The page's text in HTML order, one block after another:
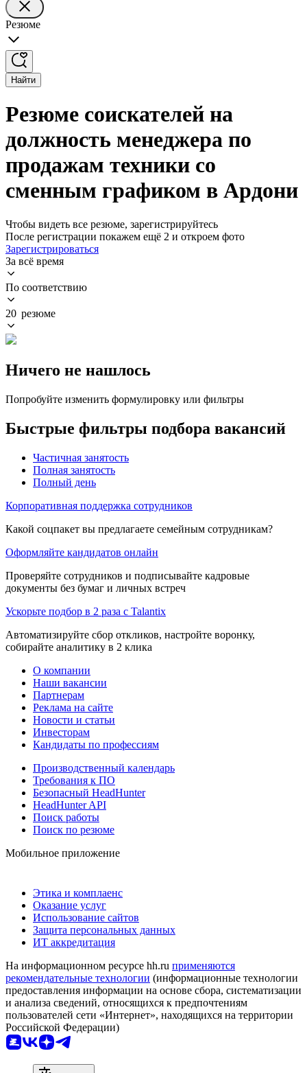
Резюме
Найти
Резюме соискателей на
должность менеджера по
продажам техники со
сменным графиком в Ардони
Чтобы видеть все резюме, зарегистрируйтесь
После регистрации покажем ещё 2 и откроем фото
Зарегистрироваться
За всё время
По соответствию
20 резюме
Ничего не нашлось
Попробуйте изменить формулировку или фильтры
Быстрые фильтры подбора вакансий
Частичная занятость
Полная занятость
Полный день
Корпоративная поддержка сотрудников
Какой соцпакет вы предлагаете семейным сотрудникам?
Оформляйте кандидатов онлайн
Проверяйте сотрудников и подписывайте кадровые
документы без бумаг и личных встреч
Ускорьте подбор в 2 раза с Talantix
Автоматизируйте сбор откликов, настройте воронку,
собирайте аналитику в 2 клика
О компании
Наши вакансии
Партнерам
Реклама на сайте
Новости и статьи
Инвесторам
Кандидаты по профессиям
Производственный календарь
Требования к ПО
Безопасный HeadHunter
HeadHunter API
Поиск работы
Поиск по резюме
Мобильное приложение
Этика и комплаенс
Оказание услуг
Использование сайтов
Защита персональных данных
ИТ аккредитация
На информационном ресурсе hh.ru применяются
рекомендательные технологии (информационные технологии
предоставления информации на основе сбора, систематизации
и анализа сведений, относящихся к предпочтениям
пользователей сети «Интернет», находящихся на территории
Российской Федерации)